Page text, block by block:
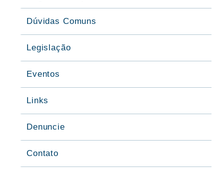
Dúvidas Comuns
Legislação
Eventos
Links
Denuncie
Contato